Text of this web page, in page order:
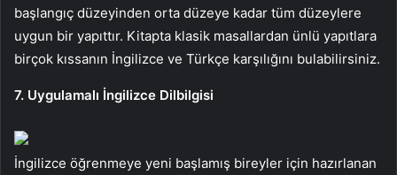
başlangıç düzeyinden orta düzeye kadar tüm düzeylere
uygun bir yapıttır. Kitapta klasik masallardan ünlü yapıtlara
birçok kıssanın İngilizce ve Türkçe karşılığını bulabilirsiniz.
7. Uygulamalı İngilizce Dilbilgisi
İngilizce öğrenmeye yeni başlamış bireyler için hazırlanan